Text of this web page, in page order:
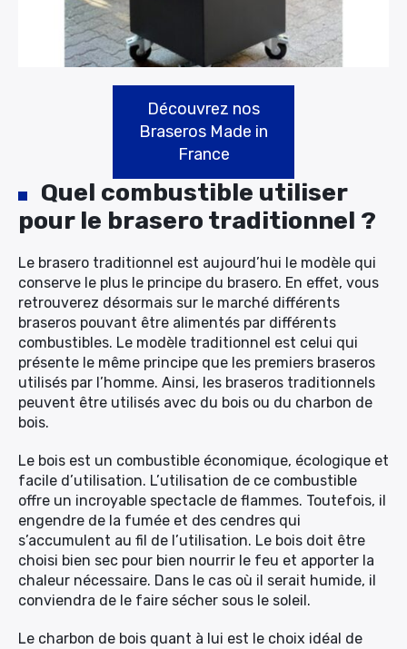
Découvrez nos
Braseros Made in
France
Quel combustible utiliser
pour le brasero traditionnel ?
Le brasero traditionnel est aujourd’hui le modèle qui
conserve le plus le principe du brasero. En effet, vous
retrouverez désormais sur le marché différents
braseros pouvant être alimentés par différents
combustibles. Le modèle traditionnel est celui qui
présente le même principe que les premiers braseros
utilisés par l’homme. Ainsi, les braseros traditionnels
peuvent être utilisés avec du bois ou du charbon de
bois.
Le bois est un combustible économique, écologique et
facile d’utilisation. L’utilisation de ce combustible
offre un incroyable spectacle de flammes. Toutefois, il
engendre de la fumée et des cendres qui
s’accumulent au fil de l’utilisation. Le bois doit être
choisi bien sec pour bien nourrir le feu et apporter la
chaleur nécessaire. Dans le cas où il serait humide, il
conviendra de le faire sécher sous le soleil.
Le charbon de bois quant à lui est le choix idéal de